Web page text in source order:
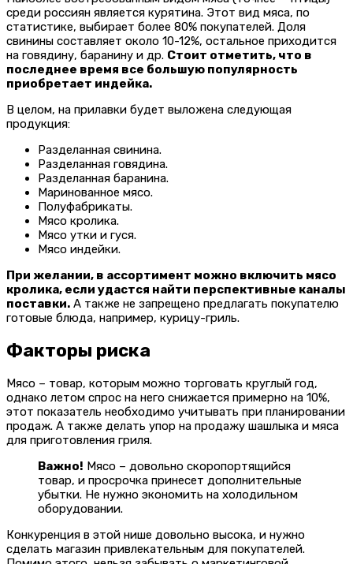
среди россиян является курятина. Этот вид мяса, по
статистике, выбирает более 80% покупателей. Доля
свинины составляет около 10-12%, остальное приходится
на говядину, баранину и др. Стоит отметить, что в
последнее время все большую популярность
приобретает индейка.
В целом, на прилавки будет выложена следующая
продукция:
Разделанная свинина.
Разделанная говядина.
Разделанная баранина.
Маринованное мясо.
Полуфабрикаты.
Мясо кролика.
Мясо утки и гуся.
Мясо индейки.
При желании, в ассортимент можно включить мясо
кролика, если удастся найти перспективные каналы
поставки. А также не запрещено предлагать покупателю
готовые блюда, например, курицу-гриль.
Факторы риска
Мясо – товар, которым можно торговать круглый год,
однако летом спрос на него снижается примерно на 10%,
этот показатель необходимо учитывать при планировании
продаж. А также делать упор на продажу шашлыка и мяса
для приготовления гриля.
Важно! Мясо – довольно скоропортящийся
товар, и просрочка принесет дополнительные
убытки. Не нужно экономить на холодильном
оборудовании.
Конкуренция в этой нише довольно высока, и нужно
сделать магазин привлекательным для покупателей.